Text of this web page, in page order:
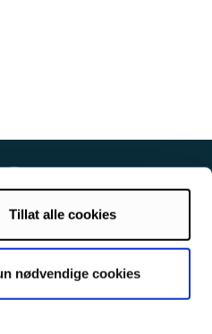
Tillat alle cookies
nødvendige cookies